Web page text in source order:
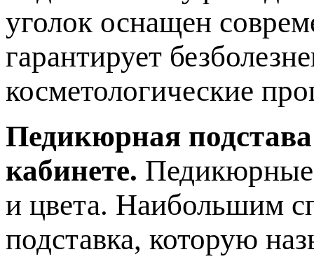
уголок оснащен
гарантирует
косметологические
Педикюрная подстава
кабинете. Педикюрные
и цвета. Наибольшим
подставка, которую